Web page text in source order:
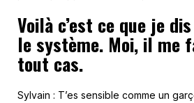
Voilà c’est ce que je
le système. Moi, il me
tout cas.
Sylvain : T’es sensible comme un